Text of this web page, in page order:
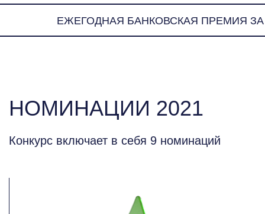
БАНКОВСКАЯ ПРЕМИЯ ЗА
НОМИНАЦИИ 2021
Конкурс включает в себя 9 номинаций